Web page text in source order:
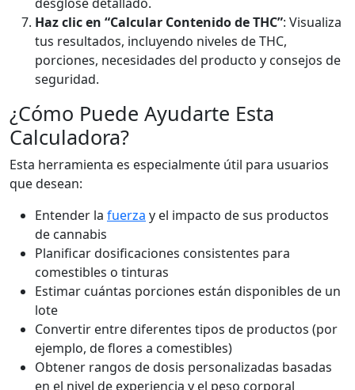
Haz clic en “Calcular Contenido de THC”: Visualiza
tus resultados, incluyendo niveles de THC,
porciones, necesidades del producto y consejos de
seguridad.
¿Cómo Puede Ayudarte Esta
Calculadora?
Esta herramienta es especialmente útil para usuarios
que desean:
Entender la fuerza y el impacto de sus productos
de cannabis
Planificar dosificaciones consistentes para
comestibles o tinturas
Estimar cuántas porciones están disponibles de un
lote
Convertir entre diferentes tipos de productos (por
ejemplo, de flores a comestibles)
Obtener rangos de dosis personalizadas basadas
en el nivel de experiencia y el peso corporal